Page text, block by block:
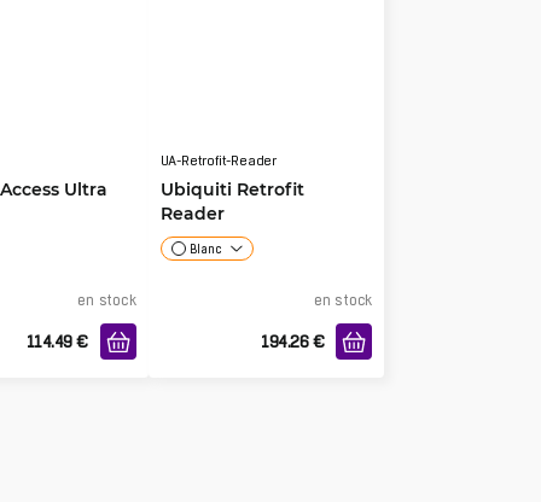
Ultra
en stock
114.49 €
UA-Retrofit-Reader
Ubiquiti Retrofit
Reader
Blanc
en stock
194.26 €